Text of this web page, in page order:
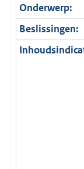
Onderwerp:
Beslissingen: